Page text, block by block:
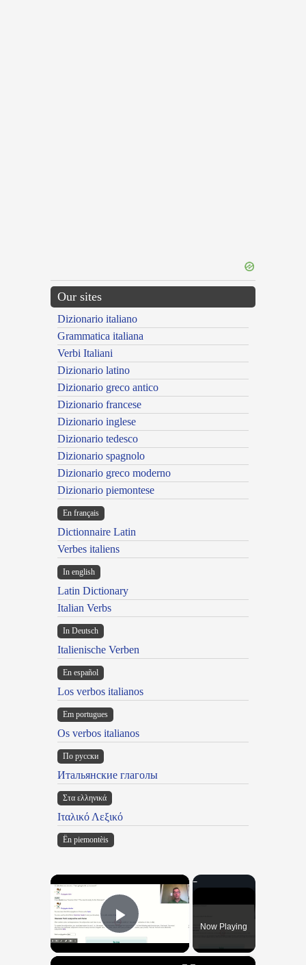
Our sites
Dizionario italiano
Grammatica italiana
Verbi Italiani
Dizionario latino
Dizionario greco antico
Dizionario francese
Dizionario inglese
Dizionario tedesco
Dizionario spagnolo
Dizionario greco moderno
Dizionario piemontese
En français
Dictionnaire Latin
Verbes italiens
In english
Latin Dictionary
Italian Verbs
In Deutsch
Italienische Verben
En español
Los verbos italianos
Em portugues
Os verbos italianos
По русски
Итальянские глаголы
Στα ελληνικά
Ιταλικό Λεξικό
Ën piemontèis
×
Play VideoNow Playing
×